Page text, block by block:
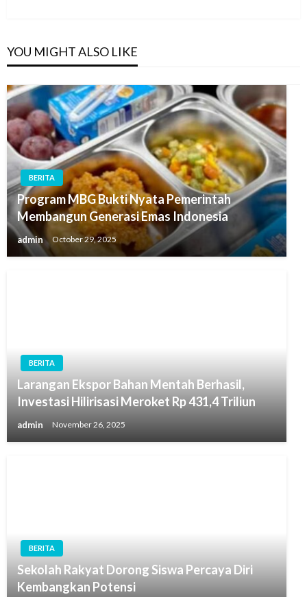
YOU MIGHT ALSO LIKE
BERITA
Program MBG Bukti Nyata Pemerintah
Membangun Generasi Emas Indonesia
admin October 29, 2025
BERITA
Larangan Ekspor Bahan Mentah Berhasil,
Investasi Hilirisasi Meroket Rp 431,4 Triliun
admin November 26, 2025
BERITA
Sekolah Rakyat Dorong Siswa Percaya Diri
Kembangkan Potensi